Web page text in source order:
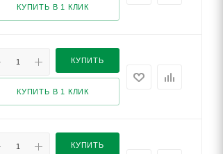
КУПИТЬ В 1 КЛИК
КУПИТЬ
КУПИТЬ В 1 КЛИК
КУПИТЬ